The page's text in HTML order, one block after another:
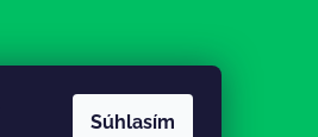
Súhlasím